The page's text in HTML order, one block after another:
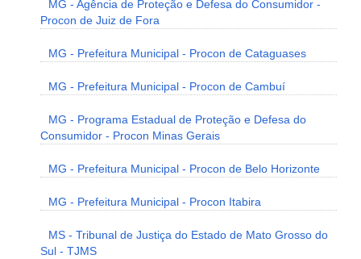
MG - Agência de Proteção e Defesa do Consumidor -
Procon de Juiz de Fora
MG - Prefeitura Municipal - Procon de Cataguases
MG - Prefeitura Municipal - Procon de Cambuí
MG - Programa Estadual de Proteção e Defesa do
Consumidor - Procon Minas Gerais
MG - Prefeitura Municipal - Procon de Belo Horizonte
MG - Prefeitura Municipal - Procon Itabira
MS - Tribunal de Justiça do Estado de Mato Grosso do
Sul - TJMS